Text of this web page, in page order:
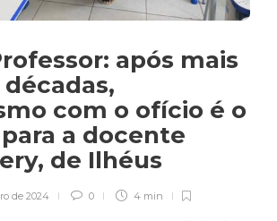
após mais
com o ofício é o
a docente
de Ilhéus
de 2024 0 4 min